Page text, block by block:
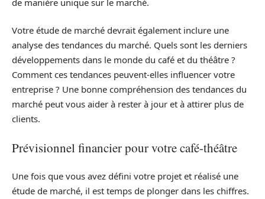
Votre étude de marché devrait également inclure une
analyse des tendances du marché. Quels sont les derniers
développements dans le monde du café et du théâtre ?
Comment ces tendances peuvent-elles influencer votre
entreprise ? Une bonne compréhension des tendances du
marché peut vous aider à rester à jour et à attirer plus de
clients.
Prévisionnel financier pour votre café-théâtre
Une fois que vous avez défini votre projet et réalisé une
étude de marché, il est temps de plonger dans les chiffres.